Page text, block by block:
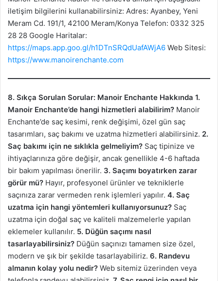
iletişim bilgilerini kullanabilirsiniz: Adres: Ayanbey, Yeni
Meram Cd. 191/1, 42100 Meram/Konya Telefon: 0332 325
28 28 Google Haritalar:
https://maps.app.goo.gl/h1DTnSRQdUafAWjA6 Web Sitesi:
https://www.manoirenchante.com
8. Sıkça Sorulan Sorular: Manoir Enchante Hakkında 1.
Manoir Enchante’de hangi hizmetleri alabilirim? Manoir
Enchante’de saç kesimi, renk değişimi, özel gün saç
tasarımları, saç bakımı ve uzatma hizmetleri alabilirsiniz. 2.
Saç bakımı için ne sıklıkla gelmeliyim? Saç tipinize ve
ihtiyaçlarınıza göre değişir, ancak genellikle 4-6 haftada
bir bakım yapılması önerilir. 3. Saçımı boyatırken zarar
görür mü? Hayır, profesyonel ürünler ve tekniklerle
saçınıza zarar vermeden renk işlemleri yapılır. 4. Saç
uzatma için hangi yöntemleri kullanıyorsunuz? Saç
uzatma için doğal saç ve kaliteli malzemelerle yapılan
eklemeler kullanılır. 5. Düğün saçımı nasıl
tasarlayabilirsiniz? Düğün saçınızı tamamen size özel,
modern ve şık bir şekilde tasarlayabiliriz. 6. Randevu
almanın kolay yolu nedir? Web sitemiz üzerinden veya